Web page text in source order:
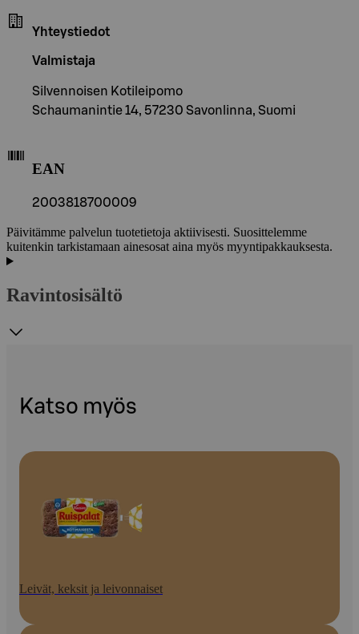
Yhteystiedot
Valmistaja
Silvennoisen Kotileipomo
Schaumanintie 14, 57230 Savonlinna, Suomi
EAN
2003818700009
Päivitämme palvelun tuotetietoja aktiivisesti. Suosittelemme
kuitenkin tarkistamaan ainesosat aina myös myyntipakkauksesta.
Ravintosisältö
Katso myös
Leivät, keksit ja leivonnaiset